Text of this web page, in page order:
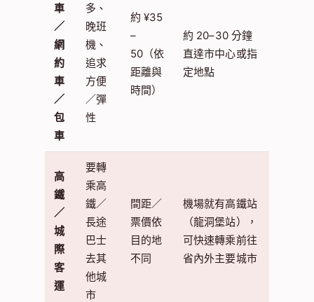
車
／
網
約
車
／
包
車
多、
晚班
機、
追求
方便
／彈
性
約 ¥35
–
50（依
距離與
時間）
約 20–30 分鐘
直達市中心或指
定地點
高
鐵
／
城
際
客
運
要轉
乘高
鐵／
長途
巴士
去其
他城
市
間距／
票價依
目的地
不同
機場就有高鐵站
（龍洞堡站），
可快速轉乘前往
省內外主要城市